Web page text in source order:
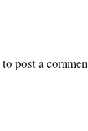
to post a